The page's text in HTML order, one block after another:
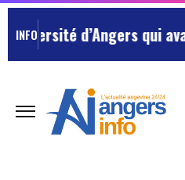
INFOd’Angers qui avait